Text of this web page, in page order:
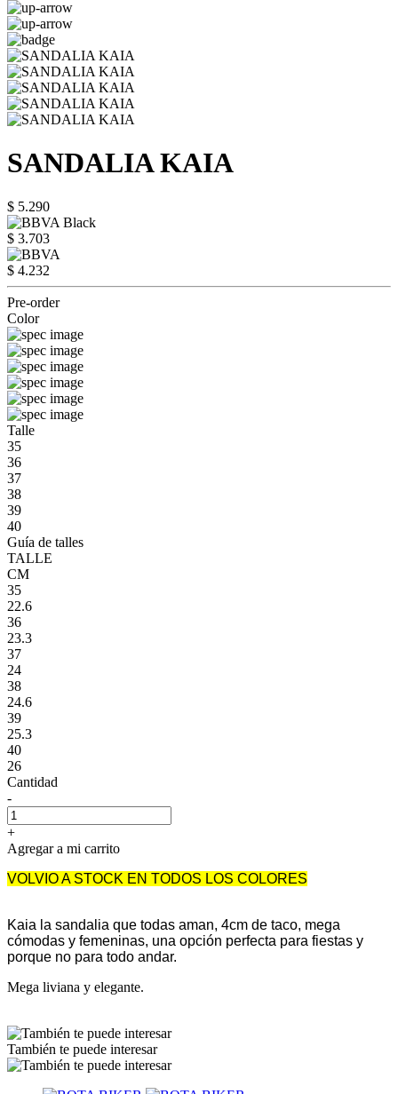
SANDALIA KAIA
$ 5.290
$ 3.703
$ 4.232
Pre-order
Color
Talle
35
36
37
38
39
40
Guía de talles
TALLE
CM
35
22.6
36
23.3
37
24
38
24.6
39
25.3
40
26
Cantidad
-
+
Agregar a mi carrito
VOLVIO A STOCK EN TODOS LOS COLORES
Kaia la sandalia que todas aman, 4cm de taco, mega
cómodas y femeninas, una opción perfecta para fiestas y
porque no para todo andar.
Mega liviana y elegante.
También te puede interesar